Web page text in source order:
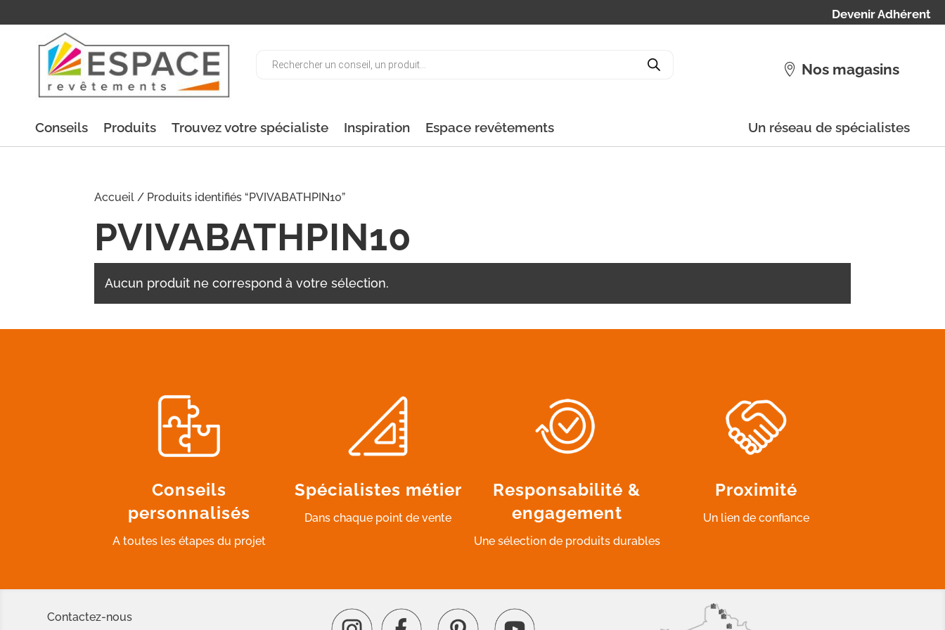
Devenir Adhérent
Nos magasins
Conseils Produits Trouvez votre spécialiste Inspiration Espace revêtements Un réseau de spécialistes
Accueil / Produits identifiés “PVIVABATHPIN10”
PVIVABATHPIN10
Aucun produit ne correspond à votre sélection.
Conseils
personnalisés
A toutes les étapes du projet
Spécialistes métier
Dans chaque point de vente
Responsabilité &
engagement
Une sélection de produits durables
Proximité
Un lien de confiance
Contactez-nous